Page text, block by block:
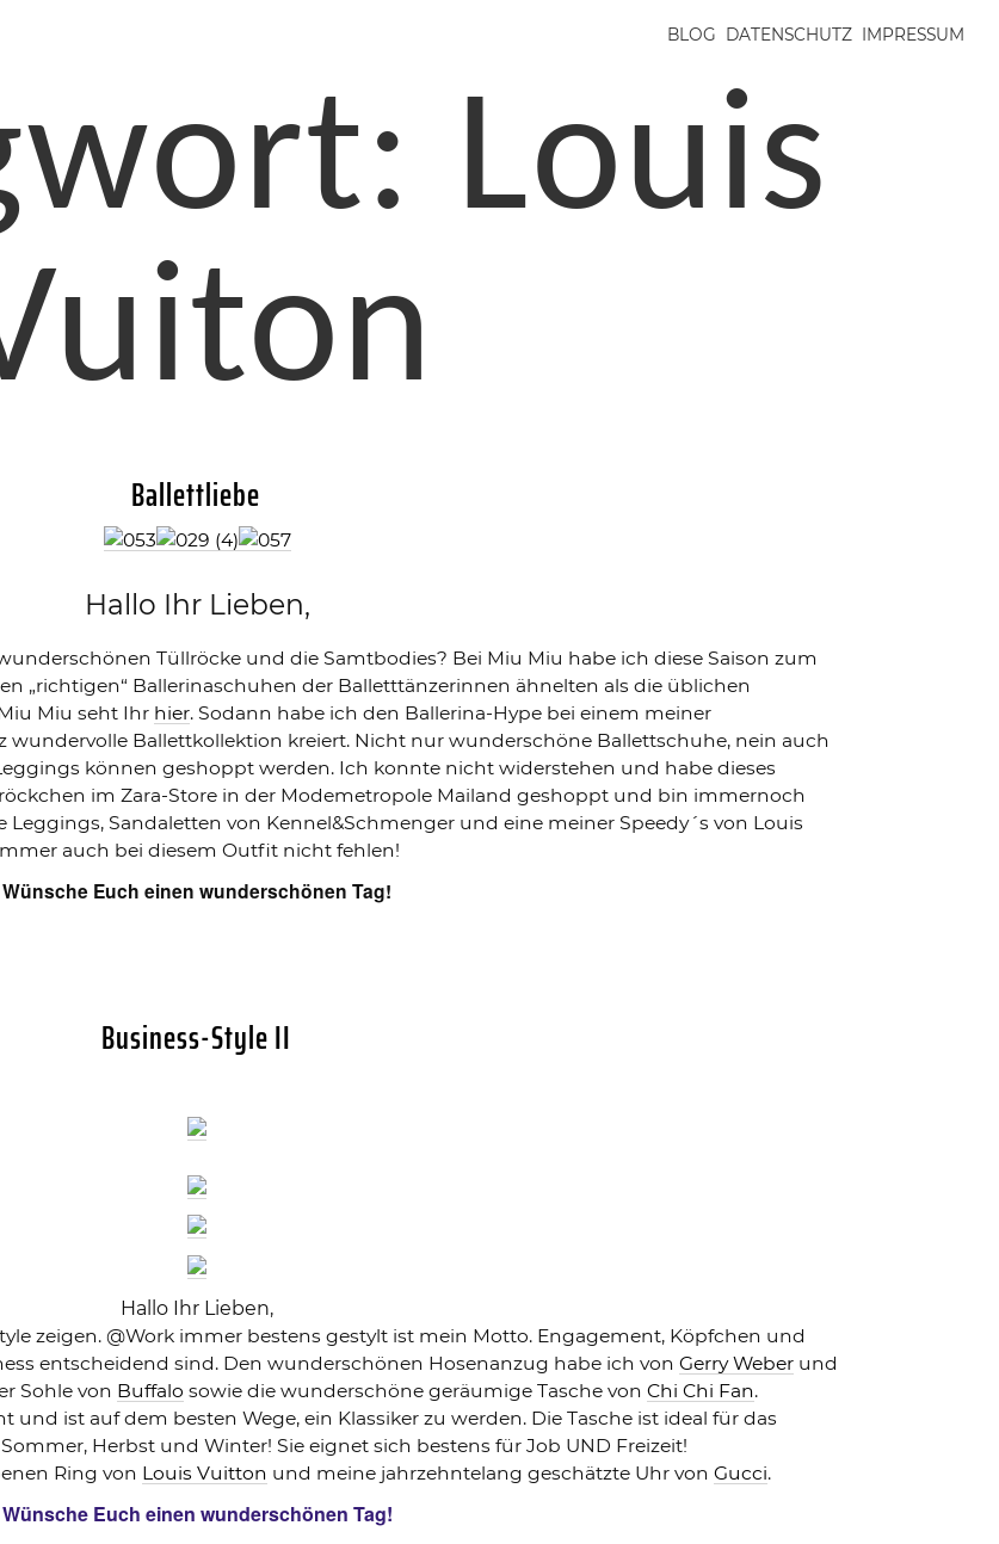
BLOG DATENSCHUTZ IMPRESSUM
Louis
Ballettliebe
Hallo Ihr Lieben,
Tüllröcke und die Samtbodies? Bei Miu Miu habe ich diese Saison zum
„richtigen“ Ballerinaschuhen der Balletttänzerinnen ähnelten als die üblichen
Miu seht Ihr hier. Sodann habe ich den Ballerina-Hype bei einem meiner
wundervolle Ballettkollektion kreiert. Nicht nur wunderschöne Ballettschuhe, nein auch
können geshoppt werden. Ich konnte nicht widerstehen und habe dieses
im Zara-Store in der Modemetropole Mailand geshoppt und bin immernoch
Sandaletten von Kennel&Schmenger und eine meiner Speedy´s von Louis
auch bei diesem Outfit nicht fehlen!
Wünsche Euch einen wunderschönen Tag!
Business-Style II
Hallo Ihr Lieben,
zeigen. @Work immer bestens gestylt ist mein Motto. Engagement, Köpfchen und
entscheidend sind. Den wunderschönen Hosenanzug habe ich von Gerry Weberund
Sohle von Buffalo sowie die wunderschöne geräumige Tasche von Chi Chi Fan.
und ist auf dem besten Wege, ein Klassiker zu werden. Die Tasche ist ideal für das
Herbst und Winter! Sie eignet sich bestens für Job UND Freizeit!
Ring von Louis Vuitton und meine jahrzehntelang geschätzte Uhr von Gucci.
Wünsche Euch einen wunderschönen Tag!